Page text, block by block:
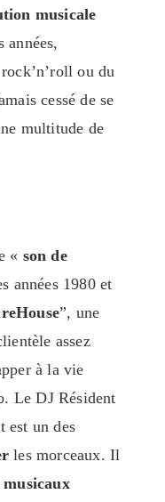
musicale
années,
ou du
cessé de se
multitude de
« son de
années 1980 et
”, une
assez
à la vie
Le DJ Résident
est un des
les morceaux. Il